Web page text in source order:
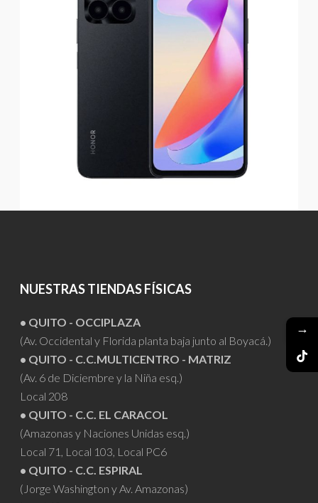
NUESTRAS TIENDAS FÍSICAS
• QUITO - OCCIPLAZA
(Av. Occidental y Florida planta baja junto al Boyacá.)
• QUITO - C.C.MULTICENTRO - MATRIZ
(Av. 6 de Diciembre y la Niña esq.)
Local 208
• QUITO - C.C. EL CARACOL
(Amazonas y Naciones Unidas esq.)
Local 71, Local 103, Local PC6
• QUITO - C.C. ESPIRAL
(Jorge Washington y Av. Amazonas)
→